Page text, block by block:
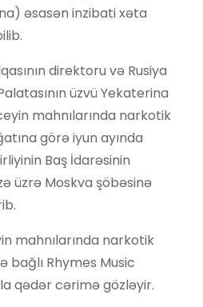
əsasən inzibati xəta
direktoru və Rusiya
üzvü Yekaterina
mahnılarında narkotik
görə iyun ayında
Baş İdarəsinin
üzrə Moskva şöbəsinə
mahnılarında narkotik
bağlı Rhymes Music
qədər cərimə gözləyir.